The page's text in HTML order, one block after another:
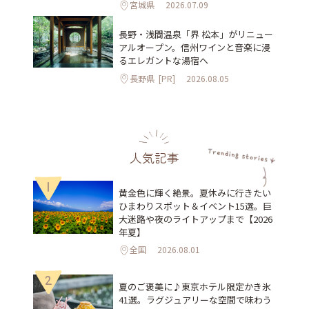
宮城県 2026.07.09
長野・浅間温泉「界 松本」がリニュー
アルオープン。信州ワインと音楽に浸
るエレガントな湯宿へ
長野県 [PR] 2026.08.05
人気記事
1
黄金色に輝く絶景。夏休みに行きたい
ひまわりスポット＆イベント15選。巨
大迷路や夜のライトアップまで【2026
年夏】
全国 2026.08.01
2
夏のご褒美に♪東京ホテル限定かき氷
41選。ラグジュアリーな空間で味わう